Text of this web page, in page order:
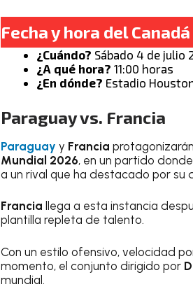
Fecha y hora del
¿Cuándo? Sábado 4 de julio
¿A qué hora? 11:00 horas
¿En dónde? Estadio
Paraguay vs. Francia
Paraguay y Francia
Mundial 2026, en un partido
a un rival que ha destacado por su
Francia llega a esta instancia
plantilla repleta de talento.
Con un estilo ofensivo, velocidad
momento, el conjunto dirigido por
mundial.